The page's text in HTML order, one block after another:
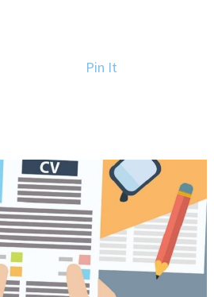
Pin It